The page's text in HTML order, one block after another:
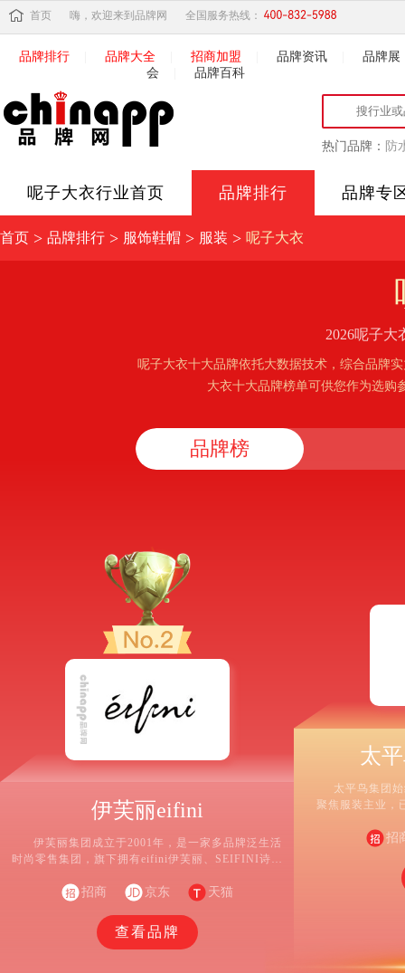
首页 嗨，欢迎来到品牌网 全国服务热线：
品牌排行 品牌大全 招商加盟 品牌资讯
品牌展
会
品牌百科
热门品牌： 防
呢子大衣行业首页 品牌排行 品牌专
首页 > 品牌排行 > 服饰鞋帽 > 服装 > 呢子大衣
2026呢子
呢子大衣十大品牌依托大数据技术，综合品牌
大衣十大品牌榜单可供您作为选购
品牌榜
伊芙丽eifini
伊芙丽集团成立于2001年，是一家多品牌泛生活
时尚零售集团，旗下拥有eifini伊芙丽、SEIFINI诗凡
信、自然”作为品牌的DNA，以“26-40+都市白领”为核
芙丽以“优雅、自信、自然”作为品牌的DNA，呈现“优
雅，精致通勤”的品牌形象。
招商 京东 天猫
查看品牌
太
太平鸟集团
聚焦服装主业，
LEDiN 乐町、招